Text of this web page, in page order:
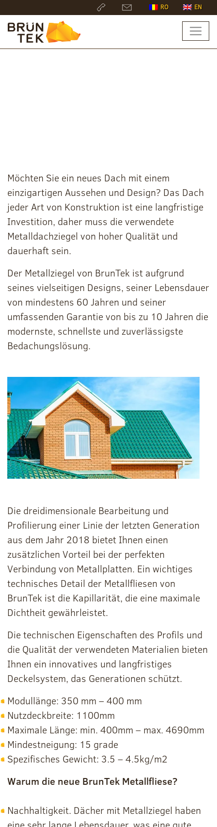
RO EN
Möchten Sie ein neues Dach mit einem
einzigartigen Aussehen und Design? Das Dach
jeder Art von Konstruktion ist eine langfristige
Investition, daher muss die verwendete
Metalldachziegel von hoher Qualität und
dauerhaft sein.
Der Metallziegel von BrunTek ist aufgrund
seines vielseitigen Designs, seiner Lebensdauer
von mindestens 60 Jahren und seiner
umfassenden Garantie von bis zu 10 Jahren die
modernste, schnellste und zuverlässigste
Bedachungslösung.
Die dreidimensionale Bearbeitung und
Profilierung einer Linie der letzten Generation
aus dem Jahr 2018 bietet Ihnen einen
zusätzlichen Vorteil bei der perfekten
Verbindung von Metallplatten. Ein wichtiges
technisches Detail der Metallfliesen von
BrunTek ist die Kapillarität, die eine maximale
Dichtheit gewährleistet.
Die technischen Eigenschaften des Profils und
die Qualität der verwendeten Materialien bieten
Ihnen ein innovatives und langfristiges
Deckelsystem, das Generationen schützt.
Modullänge: 350 mm – 400 mm
Nutzdeckbreite: 1100mm
Maximale Länge: min. 400mm – max. 4690mm
Mindestneigung: 15 grade
Spezifisches Gewicht: 3.5 – 4.5kg/m2
Warum die neue BrunTek Metallfliese?
Nachhaltigkeit. Dächer mit Metallziegel haben